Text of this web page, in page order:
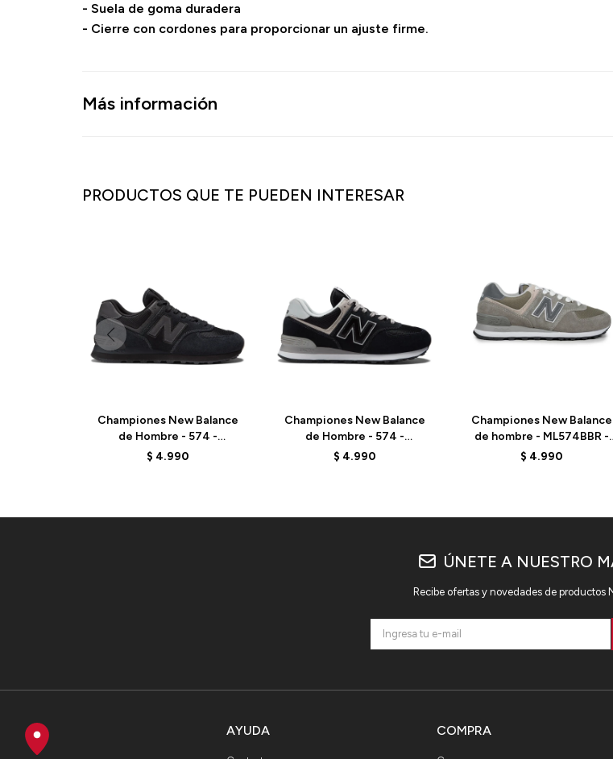
- Suela de goma duradera
- Cierre con cordones para proporcionar un ajuste firme.
Más información
PRODUCTOS QUE TE PUEDEN INTERESAR
Championes New Balance
de Hombre - 574 -
ML574EVE - BLACK
$ 4.990
Championes New Balance
de Hombre - 574 -
ML574EVB - BLACK
$ 4.990
Championes New Balance
de hombre - ML574BBR -
GREY
$ 4.990
AYUDA COMPRA
ÚNETE A NUESTRO
Recibe ofertas y novedades de productos